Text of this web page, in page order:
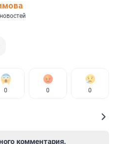
0 0 0
комментария.